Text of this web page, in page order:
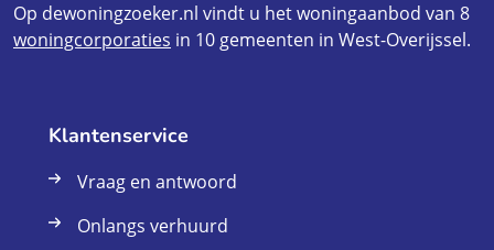
Op dewoningzoeker.nl vindt u het woningaanbod van 8
woningcorporaties in 10 gemeenten in West-Overijssel.
Klantenservice
Vraag en antwoord
Onlangs verhuurd